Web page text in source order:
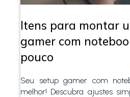
Itens para montar
gamer com
pouco
Seu setup gamer com
melhor! Descubra ajustes